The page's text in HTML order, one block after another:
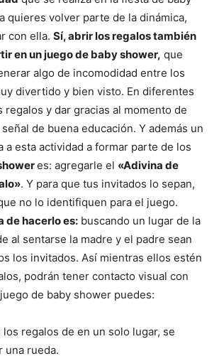
quieres volver parte de la dinámica,
con ella. Sí, abrir los regalos también
en un juego de baby shower, que
algo de incomodidad entre los
divertido y bien visto. En diferentes
regalos y dar gracias al momento de
de buena educación. Y además un
a esta actividad a formar parte de los
es: agregarle el «Adivina de
. Y para que tus invitados lo sepan,
no lo identifiquen para el juego.
de hacerlo es: buscando un lugar de la
al sentarse la madre y el padre sean
los invitados. Así mientras ellos estén
podrán tener contacto visual con
de baby shower puedes:
los regalos de en un solo lugar, se
una rueda.